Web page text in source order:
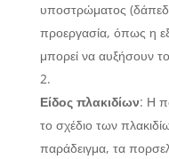
υποστρώματος
προεργασία, όπως η
μπορεί να αυξήσουν
Είδος πλακιδίων: Η
το σχέδιο των
παράδειγμα, τα